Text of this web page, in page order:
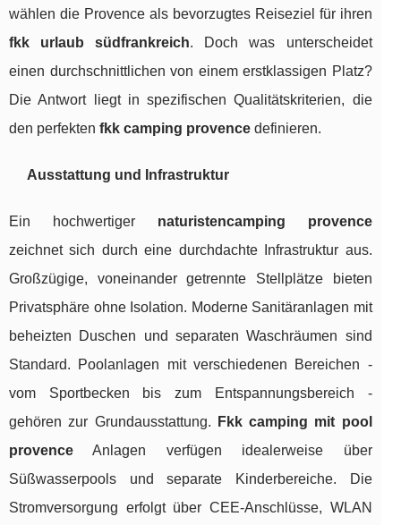
wählen die Provence als bevorzugtes Reiseziel für ihren
fkk urlaub südfrankreich. Doch was unterscheidet
einen durchschnittlichen von einem erstklassigen Platz?
Die Antwort liegt in spezifischen Qualitätskriterien, die
den perfekten fkk camping provence definieren.
Ausstattung und Infrastruktur
Ein hochwertiger naturistencamping provence
zeichnet sich durch eine durchdachte Infrastruktur aus.
Großzügige, voneinander getrennte Stellplätze bieten
Privatsphäre ohne Isolation. Moderne Sanitäranlagen mit
beheizten Duschen und separaten Waschräumen sind
Standard. Poolanlagen mit verschiedenen Bereichen -
vom Sportbecken bis zum Entspannungsbereich -
gehören zur Grundausstattung.
Fkk camping mit pool
provence Anlagen verfügen idealerweise über
Süßwasserpools und separate Kinderbereiche. Die
Stromversorgung erfolgt über CEE-Anschlüsse, WLAN